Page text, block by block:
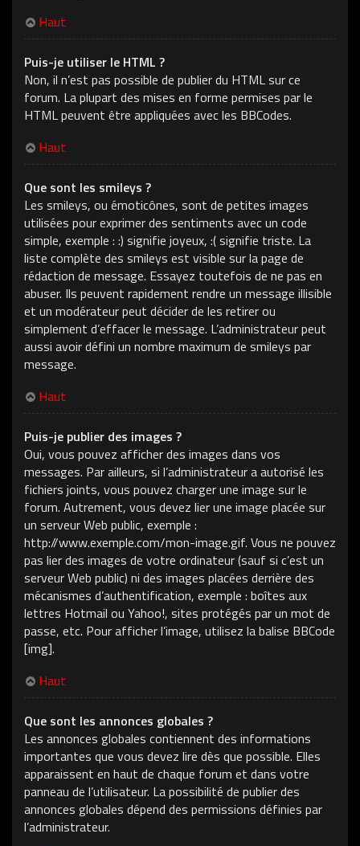
Haut
Puis-je utiliser le HTML ?
Non, il n’est pas possible de publier du HTML sur ce
forum. La plupart des mises en forme permises par le
HTML peuvent être appliquées avec les BBCodes.
Haut
Que sont les smileys ?
Les smileys, ou émoticônes, sont de petites images
utilisées pour exprimer des sentiments avec un code
simple, exemple : :) signifie joyeux, :( signifie triste. La
liste complète des smileys est visible sur la page de
rédaction de message. Essayez toutefois de ne pas en
abuser. Ils peuvent rapidement rendre un message illisible
et un modérateur peut décider de les retirer ou
simplement d’effacer le message. L’administrateur peut
aussi avoir défini un nombre maximum de smileys par
message.
Haut
Puis-je publier des images ?
Oui, vous pouvez afficher des images dans vos
messages. Par ailleurs, si l’administrateur a autorisé les
fichiers joints, vous pouvez charger une image sur le
forum. Autrement, vous devez lier une image placée sur
un serveur Web public, exemple :
http://www.exemple.com/mon-image.gif. Vous ne pouvez
pas lier des images de votre ordinateur (sauf si c’est un
serveur Web public) ni des images placées derrière des
mécanismes d’authentification, exemple : boîtes aux
lettres Hotmail ou Yahoo!, sites protégés par un mot de
passe, etc. Pour afficher l’image, utilisez la balise BBCode
[img].
Haut
Que sont les annonces globales ?
Les annonces globales contiennent des informations
importantes que vous devez lire dès que possible. Elles
apparaissent en haut de chaque forum et dans votre
panneau de l’utilisateur. La possibilité de publier des
annonces globales dépend des permissions définies par
l’administrateur.